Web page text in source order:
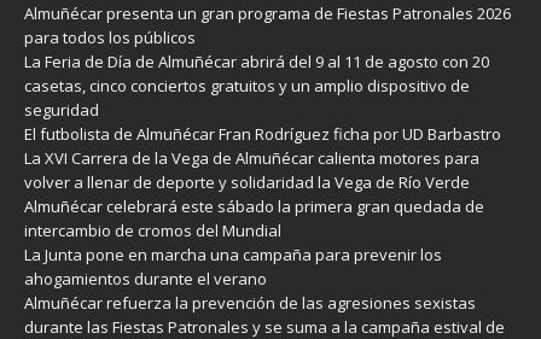
Almuñécar presenta un gran programa de Fiestas Patronales 2026
para todos los públicos
La Feria de Día de Almuñécar abrirá del 9 al 11 de agosto con 20
casetas, cinco conciertos gratuitos y un amplio dispositivo de
seguridad
El futbolista de Almuñécar Fran Rodríguez ficha por UD Barbastro
La XVI Carrera de la Vega de Almuñécar calienta motores para
volver a llenar de deporte y solidaridad la Vega de Río Verde
Almuñécar celebrará este sábado la primera gran quedada de
intercambio de cromos del Mundial
La Junta pone en marcha una campaña para prevenir los
ahogamientos durante el verano
Almuñécar refuerza la prevención de las agresiones sexistas
durante las Fiestas Patronales y se suma a la campaña estival de